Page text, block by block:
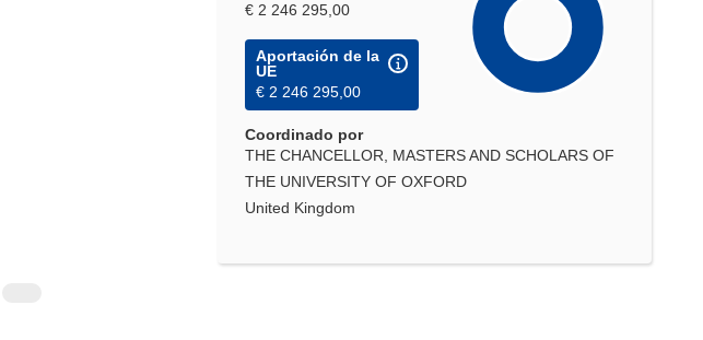
€ 2 246 295,00
Aportación de la
UE
€ 2 246 295,00
Coordinado por
THE CHANCELLOR, MASTERS AND SCHOLARS OF
THE UNIVERSITY OF OXFORD
United Kingdom